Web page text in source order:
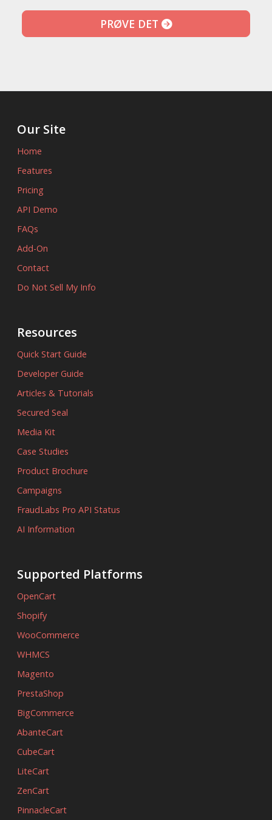
PRØVE DET
Our Site
Home
Features
Pricing
API Demo
FAQs
Add-On
Contact
Do Not Sell My Info
Resources
Quick Start Guide
Developer Guide
Articles & Tutorials
Secured Seal
Media Kit
Case Studies
Product Brochure
Campaigns
FraudLabs Pro API Status
AI Information
Supported Platforms
OpenCart
Shopify
WooCommerce
WHMCS
Magento
PrestaShop
BigCommerce
AbanteCart
CubeCart
LiteCart
ZenCart
PinnacleCart